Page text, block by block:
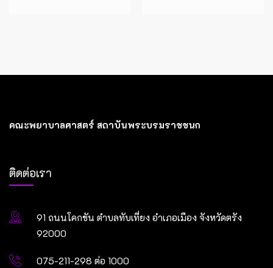
คณะพยาบาลศาสตร์ สถาบันพระบรมราชชนก
ติดต่อเรา
91 ถนนโคกขัน ตำบลทับเที่ยง อำเภอเมือง จังหวัดตรัง
92000
075-211-298 ต่อ 1000